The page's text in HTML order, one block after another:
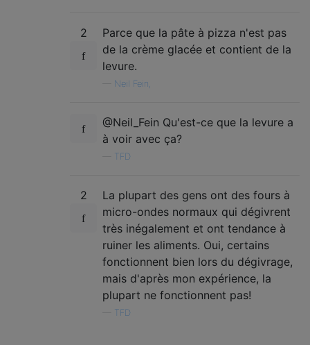
2
Parce que la pâte à pizza n'est pas
de la crème glacée et contient de la
levure.
Neil Fein,
@Neil_Fein Qu'est-ce que la levure a
à voir avec ça?
TFD
2
La plupart des gens ont des fours à
micro-ondes normaux qui dégivrent
très inégalement et ont tendance à
ruiner les aliments. Oui, certains
fonctionnent bien lors du dégivrage,
mais d'après mon expérience, la
plupart ne fonctionnent pas!
TFD